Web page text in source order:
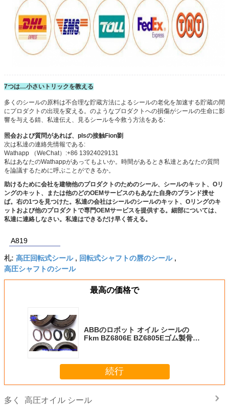
7つは…小さいトリックを教える
多くのシールの原料は不合理な貯蔵方法によるシールの老化を加速する貯蔵の間
にプロダクトの出現を変える。のようなプロダクトへの損傷がシールの生命に影
響を与える錆、私達伝え、見るシールを今救う方法をある:
照会および質問があれば、plsの接触Fion劉
次は私達の連絡先情報である:
Wathapp （WeChat）:+86 13924029131
私はあなたのWathappがあってもよいか。時間があるとき私達とあなたの質問
を論議するために呼ぶことができるか。
助けるために会社を建物他のプロダクトのためのシール、シールのキット、Oリ
ングのキット、または他のどのOEMサービスのもあなた自身のブランド捜せ
ば。右の1つを見つけた。私達の会社はシールのシールのキット、Oリングのキ
ットおよび他のプロダクトで専門OEMサービスを提供する。細部については、
私達に連絡しなさい。私達はできるだけ早く答える。
A819
札: 高圧回転式シール, 回転式シャフトの唇のシール,
高圧シャフトのシール
最高の価格で
ABBのロボット オイル シールの
Fkm BZ6806E BZ6805Eゴム製骨組
続行
多く 高圧オイル シール